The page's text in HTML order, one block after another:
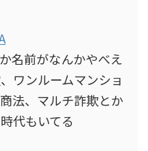
名前がなんかやべえ
ワンルームマンショ
法、マルチ詐欺とか
代もいてる